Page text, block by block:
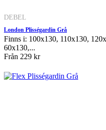
DEBEL
London Plisségardin Grå
Finns i: 100x130, 110x130,
60x130,...
Från 229 kr